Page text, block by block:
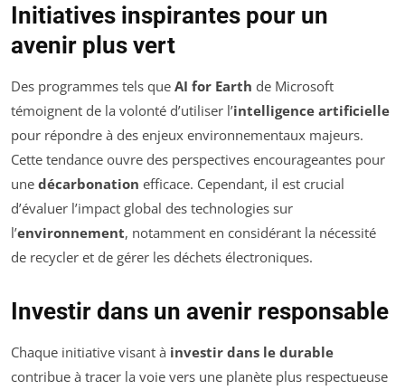
Initiatives inspirantes pour un
avenir plus vert
Des programmes tels que AI for Earth de Microsoft
témoignent de la volonté d’utiliser l’intelligence artificielle
pour répondre à des enjeux environnementaux majeurs.
Cette tendance ouvre des perspectives encourageantes pour
une décarbonation efficace. Cependant, il est crucial
d’évaluer l’impact global des technologies sur
l’environnement, notamment en considérant la nécessité
de recycler et de gérer les déchets électroniques.
Investir dans un avenir responsable
Chaque initiative visant à investir dans le durable
contribue à tracer la voie vers une planète plus respectueuse